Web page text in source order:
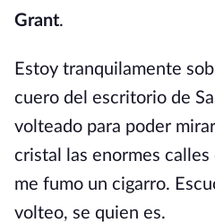
Grant.
Estoy tranquilamente
cuero del escritorio de
volteado para poder
cristal las enormes
me fumo un cigarro.
volteo, se quien es.